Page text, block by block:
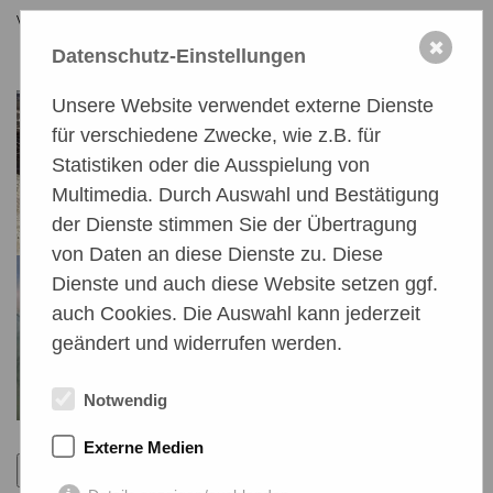
Vielen Dank für eure Unterstützung.
Datenschutz-Einstellungen
Unsere Website verwendet externe Dienste
für verschiedene Zwecke, wie z.B. für
Statistiken oder die Ausspielung von
Multimedia. Durch Auswahl und Bestätigung
der Dienste stimmen Sie der Übertragung
von Daten an diese Dienste zu. Diese
Dienste und auch diese Website setzen ggf.
auch Cookies. Die Auswahl kann jederzeit
geändert und widerrufen werden.
Notwendig
Externe Medien
✖